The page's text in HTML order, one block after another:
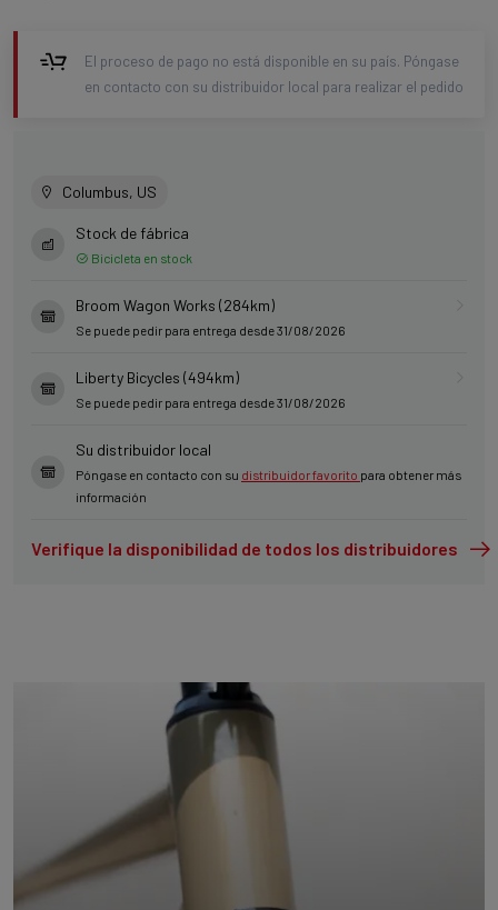
El proceso de pago no está disponible en su país. Póngase
en contacto con su distribuidor local para realizar el pedido
Columbus, US
Stock de fábrica
Bicicleta en stock
Broom Wagon Works (284km)
Se puede pedir para entrega desde 31/08/2026
Liberty Bicycles (494km)
Se puede pedir para entrega desde 31/08/2026
Su distribuidor local
Póngase en contacto con su distribuidor favorito para obtener más
información
Verifique la disponibilidad de todos los distribuidores